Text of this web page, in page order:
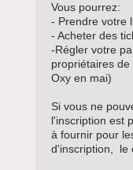
Vous pourrez:
- Prendre votre
- Acheter des
-Régler votre
propriétaires
Oxy en mai)
Si vous ne
l'inscription est
à fournir pour
d'inscription, le